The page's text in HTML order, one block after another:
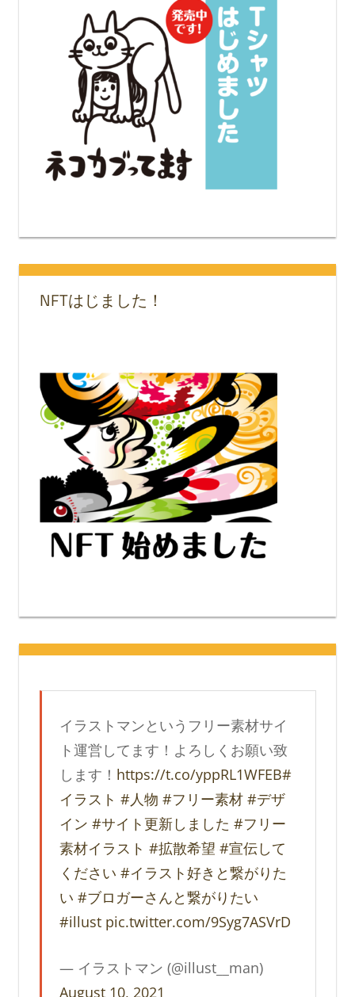
NFTはじました！
イラストマンというフリー素材サイ
ト運営してます！よろしくお願い致
します！ https://t.co/yppRL1WFEB#
イラスト #人物 #フリー素材 #デザ
イン #サイト更新しました #フリー
素材イラスト #拡散希望 #宣伝して
ください #イラスト好きと繋がりた
い #ブロガーさんと繋がりたい
#illust pic.twitter.com/9Syg7ASVrD
— イラストマン (@illust__man)
August 10, 2021